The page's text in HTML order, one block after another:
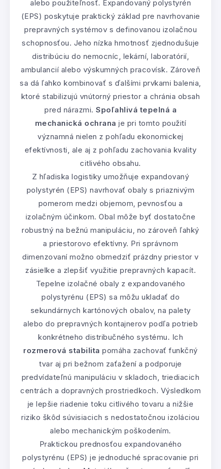
alebo použiteľnosť. Expandovaný polystyrén
(EPS) poskytuje praktický základ pre navrhovanie
prepravných systémov s definovanou izolačnou
schopnosťou. Jeho nízka hmotnosť zjednodušuje
distribúciu do nemocníc, lekární, laboratórií,
ambulancií alebo výskumných pracovísk. Zároveň
sa dá ľahko kombinovať s ďalšími prvkami balenia,
ktoré stabilizujú vnútorný priestor a chránia obsah
pred nárazmi. Spoľahlivá tepelná a
mechanická ochrana je pri tomto použití
významná nielen z pohľadu ekonomickej
efektívnosti, ale aj z pohľadu zachovania kvality
citlivého obsahu.
Z hľadiska logistiky umožňuje expandovaný
polystyrén (EPS) navrhovať obaly s priaznivým
pomerom medzi objemom, pevnosťou a
izolačným účinkom. Obal môže byť dostatočne
robustný na bežnú manipuláciu, no zároveň ľahký
a priestorovo efektívny. Pri správnom
dimenzovaní možno obmedziť prázdny priestor v
zásielke a zlepšiť využitie prepravných kapacít.
Tepelne izolačné obaly z expandovaného
polystyrénu (EPS) sa môžu ukladať do
sekundárnych kartónových obalov, na palety
alebo do prepravných kontajnerov podľa potrieb
konkrétneho distribučného systému. Ich
rozmerová stabilita pomáha zachovať funkčný
tvar aj pri bežnom zaťažení a podporuje
predvídateľnú manipuláciu v skladoch, triediacich
centrách a dopravných prostriedkoch. Výsledkom
je lepšie riadenie toku citlivého tovaru a nižšie
riziko škôd súvisiacich s nedostatočnou izoláciou
alebo mechanickým poškodením.
Praktickou prednosťou expandovaného
polystyrénu (EPS) je jednoduché spracovanie pri